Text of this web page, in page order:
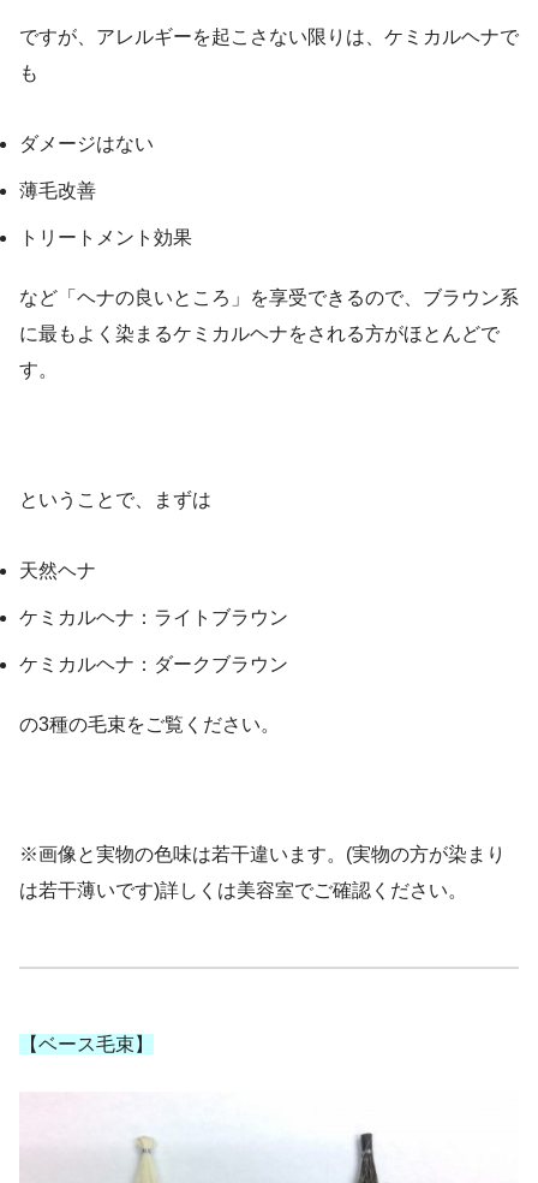
ですが、アレルギーを起こさない限りは、ケミカルヘナで
も
ダメージはない
薄毛改善
トリートメント効果
など「ヘナの良いところ」を享受できるので、ブラウン系
に最もよく染まるケミカルヘナをされる方がほとんどで
す。
ということで、まずは
天然ヘナ
ケミカルヘナ：ライトブラウン
ケミカルヘナ：ダークブラウン
の3種の毛束をご覧ください。
※画像と実物の色味は若干違います。(実物の方が染まり
は若干薄いです)詳しくは美容室でご確認ください。
【ベース毛束】